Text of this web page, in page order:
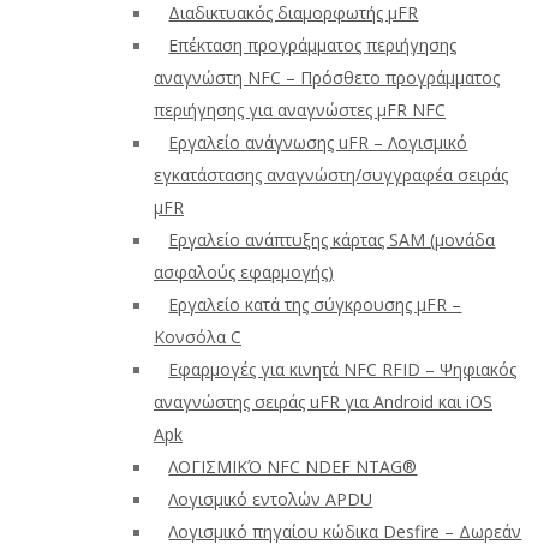
Διαδικτυακός διαμορφωτής μFR
Επέκταση προγράμματος περιήγησης
αναγνώστη NFC – Πρόσθετο προγράμματος
περιήγησης για αναγνώστες μFR NFC
Εργαλείο ανάγνωσης uFR – Λογισμικό
εγκατάστασης αναγνώστη/συγγραφέα σειράς
μFR
Εργαλείο ανάπτυξης κάρτας SAM (μονάδα
ασφαλούς εφαρμογής)
Εργαλείο κατά της σύγκρουσης μFR –
Κονσόλα C
Εφαρμογές για κινητά NFC RFID – Ψηφιακός
αναγνώστης σειράς uFR για Android και iOS
Apk
ΛΟΓΙΣΜΙΚΌ NFC NDEF NTAG®
Λογισμικό εντολών APDU
Λογισμικό πηγαίου κώδικα Desfire – Δωρεάν